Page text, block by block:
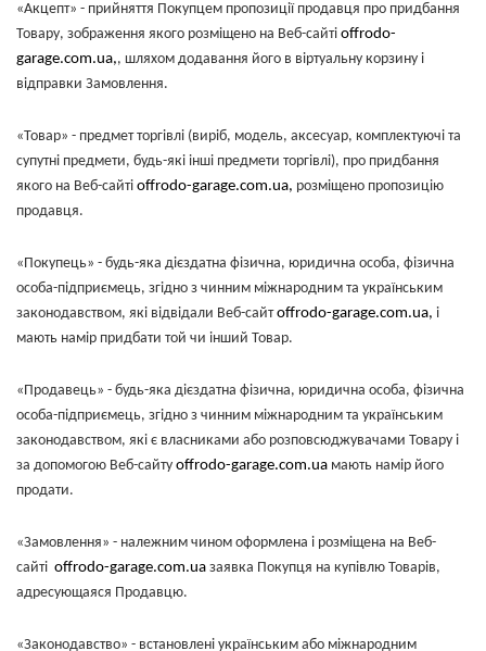
«Акцепт» - прийняття Покупцем пропозиції продавця про придбання
Товару, зображення якого розміщено на Веб-сайті offrodo-
garage.com.ua,, шляхом додавання його в віртуальну корзину і
відправки Замовлення.
«Товар» - предмет торгівлі (виріб, модель, аксесуар, комплектуючі та
супутні предмети, будь-які інші предмети торгівлі), про придбання
якого на Веб-сайті offrodo-garage.com.ua, розміщено пропозицію
продавця.
«Покупець» - будь-яка дієздатна фізична, юридична особа, фізична
особа-підприємець, згідно з чинним міжнародним та українським
законодавством, які відвідали Веб-сайтoffrodo-garage.com.ua, і
мають намір придбати той чи інший Товар.
«Продавець» - будь-яка дієздатна фізична, юридична особа, фізична
особа-підприємець, згідно з чинним міжнародним та українським
законодавством, які є власниками або розповсюджувачами Товару і
за допомогою Веб-сайту offrodo-garage.com.ua мають намір його
продати.
«Замовлення» - належним чином оформлена і розміщена на Веб-
сайті offrodo-garage.com.ua заявка Покупця на купівлю Товарів,
адресующаяся Продавцю.
«Законодавство» - встановлені українським або міжнародним